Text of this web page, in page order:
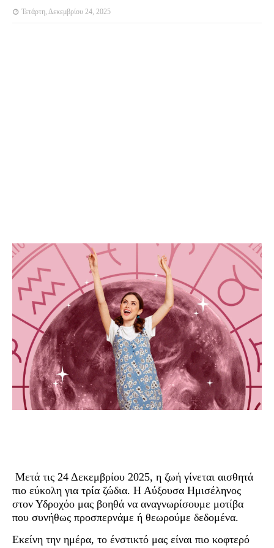
Τετάρτη, Δεκεμβρίου 24, 2025
Μετά τις 24 Δεκεμβρίου 2025, η ζωή γίνεται αισθητά
πιο εύκολη για τρία ζώδια. Η Αύξουσα Ημισέληνος
στον Υδροχόο μας βοηθά να αναγνωρίσουμε μοτίβα
που συνήθως προσπερνάμε ή θεωρούμε δεδομένα.
Εκείνη την ημέρα, το ένστικτό μας είναι πιο κοφτερό